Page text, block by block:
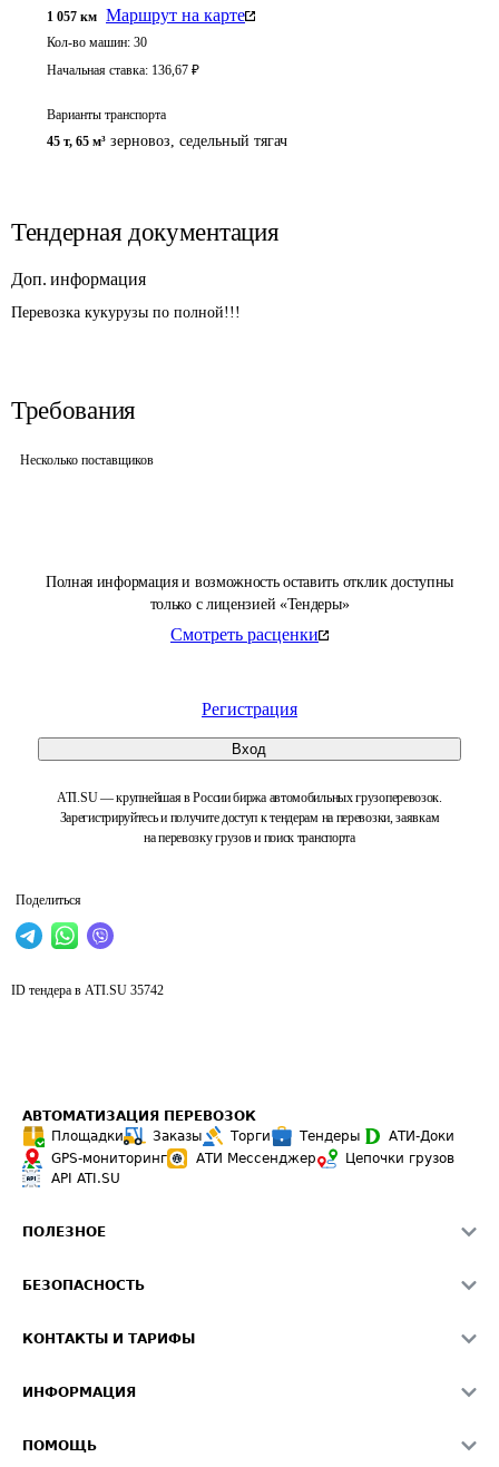
Полная информация и возможность оставить отклик доступны
только с лицензией «Тендеры»
Смотреть расценки
Регистрация
Вход
ATI.SU — крупнейшая в России биржа автомобильных грузоперевозок.
Зарегистрируйтесь и получите доступ к тендерам на перевозки, заявкам
на перевозку грузов и поиск транспорта
Поделиться
1 057 км Маршрут на карте
Кол-во машин: 30
Начальная ставка: 136,67 ₽
Варианты транспорта
45 т, 65 м³ зерновоз, седельный тягач
Тендерная документация
Доп. информация
Перевозка кукурузы по полной!!!
Требования
Несколько поставщиков
ID тендера в ATI.SU 35742
АВТОМАТИЗАЦИЯ ПЕРЕВОЗОК
Площадки
Заказы Торги Тендеры
АТИ-Доки
GPS-мониторинг
АТИ Мессенджер
Цепочки грузов
API ATI.SU
ПОЛЕЗНОЕ
Звезды ATI.SU на вашем сайте
Средние ставки
БЕЗОПАСНОСТЬ
Светофор+
О формировании Паспорта
КОНТАКТЫ И ТАРИФЫ
Реклама на сайте
ИНФОРМАЦИЯ
ПОМОЩЬ